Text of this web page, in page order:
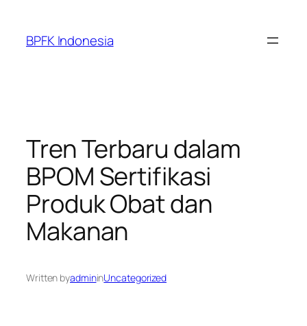
content
BPFK Indonesia
Tren Terbaru dalam
BPOM Sertifikasi
Produk Obat dan
Makanan
Written byadmininUncategorized